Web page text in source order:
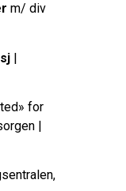
m/ div
|
for
|